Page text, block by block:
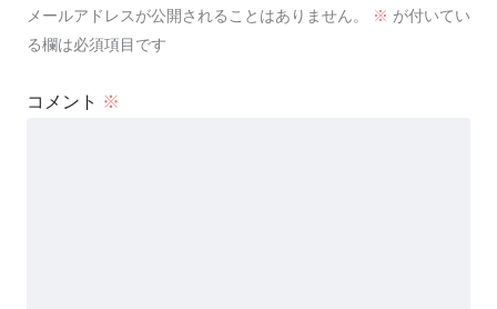
メールアドレスが公開されることはありません。 ※ が付いてい
る欄は必須項目です
コメント ※